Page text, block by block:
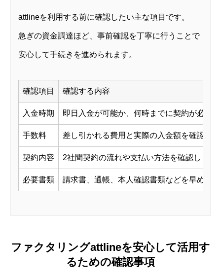
attlineを利用する前に確認したい主な項目です。
急ぎの資金調達ほど、事前確認を丁寧に行うことで
安心して手続きを進められます。
確認項目 確認する内容
入金時期 即日入金が可能か、何時までに契約が必要
手数料 差し引かれる費用と実際の入金額を確認し
契約内容 2社間契約の流れや支払い方法を確認します
必要書類 請求書、通帳、本人確認書類などを早めに
ファクタリングattlineを安心して活用す
るための確認事項